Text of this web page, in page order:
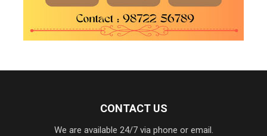
CONTACT US
We are available 24/7 via phone or email.